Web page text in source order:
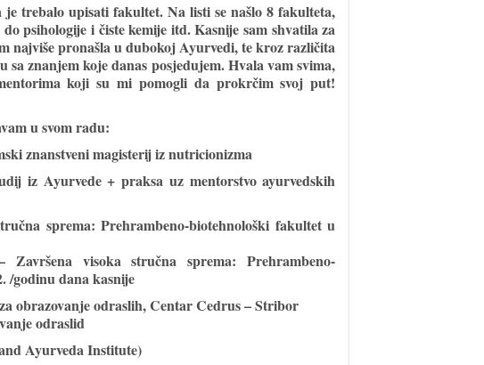
trebalo upisati fakultet. Na listi se našlo 8 fakulteta,
psihologije i čiste kemije itd. Kasnije sam shvatila za
najviše pronašla u dubokoj Ayurvedi, te kroz različita
sa znanjem koje danas posjedujem. Hvala vam svima,
koji su mi pomogli da prokrčim svoj put!
u svom radu:
znanstveni magisterij iz nutricionizma
iz Ayurvede + praksa uz mentorstvo ayurvedskih
sprema: Prehrambeno-biotehnološki fakultet u
visoka stručna sprema: Prehrambeno-
/godinu dana kasnije
obrazovanje odraslih, Centar Cedrus – Stribor
odraslid
Ayurveda Institute)